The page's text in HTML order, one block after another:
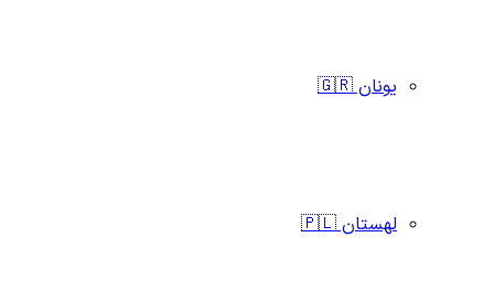
یونان 🇬🇷
لهستان 🇵🇱